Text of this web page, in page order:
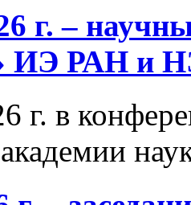
г. –
ИЭ РАН и
г. в